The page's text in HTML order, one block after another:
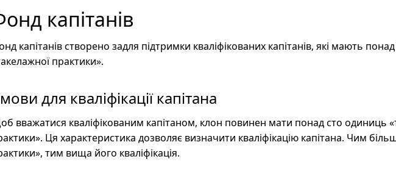
капітанів
капітанів створено задля підтримки кваліфікованих капітанів, які мають
практики».
для кваліфікації капітана
вважатися кваліфікованим капітаном, клон повинен мати понад сто одиниць
Ця характеристика дозволяє визначити кваліфікацію капітана. Чим
тим вища його кваліфікація.